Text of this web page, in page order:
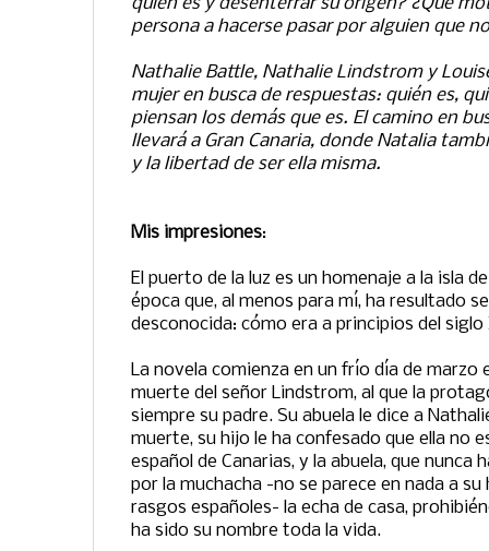
quién es y desenterrar su origen? ¿Qué
persona a hacerse pasar por alguien que
Nathalie Battle, Nathalie Lindstrom y
mujer en busca de respuestas: quién es,
piensan los demás que es. El camino en
llevará a Gran Canaria, donde Natalia
y la libertad de ser ella misma.
Mis impresiones:
El puerto de la luz es un homenaje a la isla
época que, al menos para mí, ha resultado
desconocida: cómo era a principios del siglo
La novela comienza en un frío día de marzo
muerte del señor Lindstrom, al que la
siempre su padre. Su abuela le dice a
muerte, su hijo le ha confesado que ella no
español de Canarias, y la abuela, que nunca
por la muchacha -no se parece en nada a
rasgos españoles- la echa de casa,
ha sido su nombre toda la vida.